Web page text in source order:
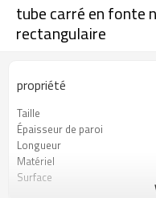
tube carré en fonte
rectangulaire
propriété
Taille
Épaisseur de paroi
Longueur
Matériel
Surface